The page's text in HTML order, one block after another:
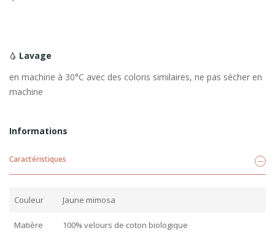
Lavage
en machine à 30°C avec des coloris similaires, ne pas sécher en
machine
Informations
Caractéristiques
Couleur Jaune mimosa
Matière 100% velours de coton biologique